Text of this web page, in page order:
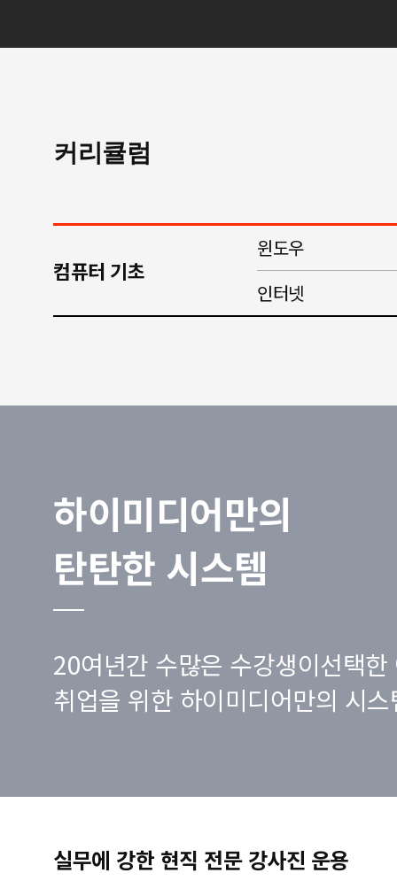
커리큘럼
컴퓨터 기초
윈도우
인터넷
하이미디어만의
탄탄한 시스템
20여년간 수많은 수강생이선택한
취업을 위한 하이미디어만의 시
실무에 강한 현직 전문 강사진 운용